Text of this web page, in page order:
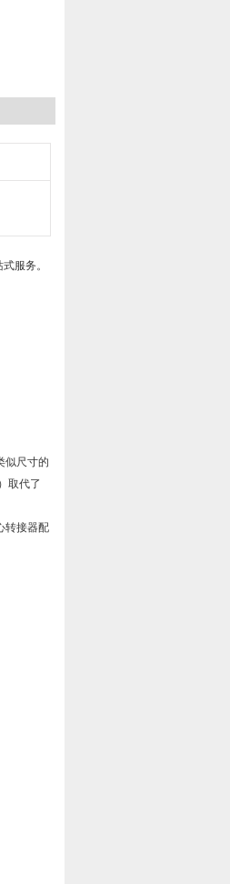
服务。
似尺寸的
取代了
转接器配